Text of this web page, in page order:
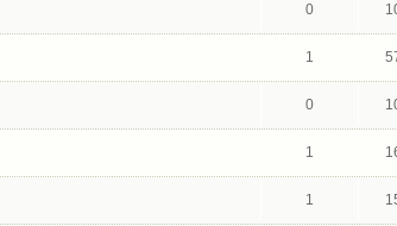
0
1
0
1
1